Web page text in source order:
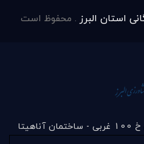
استان البرز . محفوظ است